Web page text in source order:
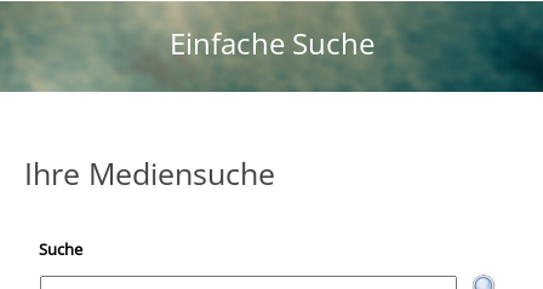
Einfache Suche
Ihre Mediensuche
Suche